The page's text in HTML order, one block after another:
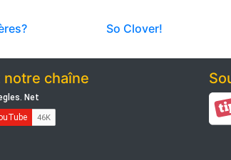
So Clover!
notre chaîne